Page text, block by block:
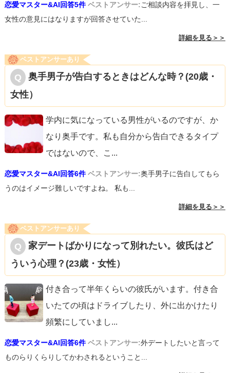
恋愛マスター&AI回答5件 ベストアンサー:ご相談内容を拝見し、一
女性の意見にはなりますが回答させていた...
詳細を見る＞＞
ベストアンサーあり
奥手男子が告白するときはどんな時？(20歳・
女性）
学内に気になっている男性がいるのですが、か
なり奥手です。私も自分から告白できるタイプ
ではないので、こ ...
恋愛マスター&AI回答6件 ベストアンサー:奥手男子に告白してもら
うのはイメージ難しいですよね。 私も...
詳細を見る＞＞
ベストアンサーあり
家デートばかりになって別れたい。彼氏はど
ういう心理？(23歳・女性）
付き合って半年くらいの彼氏がいます。付き合
いたての頃はドライブしたり、外に出かけたり
頻繁にしていまし...
恋愛マスター&AI回答6件 ベストアンサー:外デートしたいと言って
ものらりくらりしてかわされるということ...